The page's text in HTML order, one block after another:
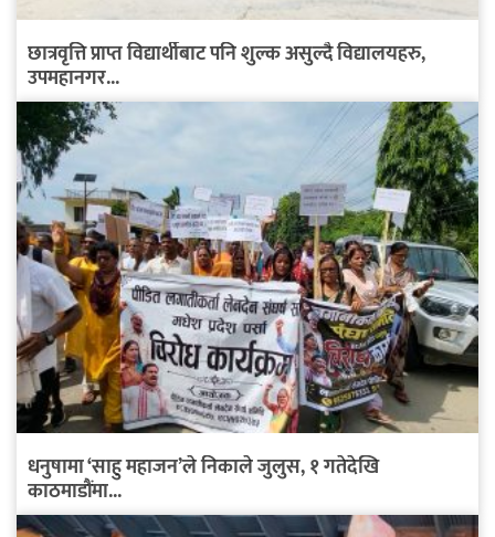
छात्रवृत्ति प्राप्त विद्यार्थीबाट पनि शुल्क असुल्दै विद्यालयहरु,
उपमहानगर...
धनुषामा ‘साहु महाजन’ले निकाले जुलुस, १ गतेदेखि
काठमाडौंमा...